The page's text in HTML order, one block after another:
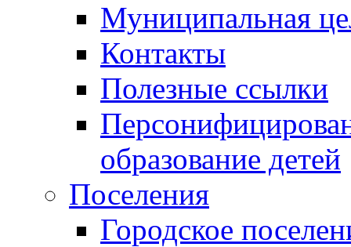
Муниципальная
Контакты
Полезные ссылки
образование детей
Поселения
Городское